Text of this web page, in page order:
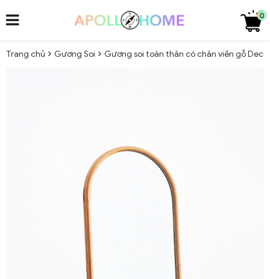
0
Trang chủ Gương Soi Gương soi toàn thân có chân viền gỗ